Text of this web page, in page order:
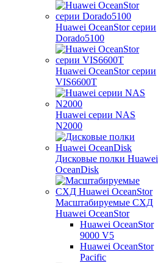
Huawei OceanStor серии
Dorado5100
Huawei OceanStor серии
VIS6600T
Huawei серии NAS
N2000
Дисковые полки Huawei
OceanDisk
Масштабируемые СХД
Huawei OceanStor
Huawei OceanStor
9000 V5
Huawei OceanStor
Pacific